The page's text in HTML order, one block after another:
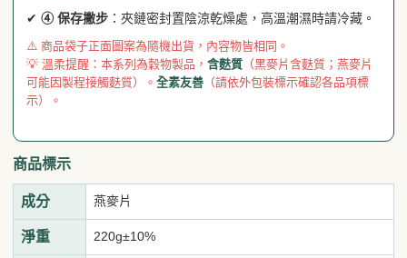
✔ ④ 保存撇步 ：夾鏈密封置陰涼乾燥處，高溫潮濕時請冷藏。
⚠️ 商品袋子正面圖案為隨機出貨，內容物皆相同。
💡 溫柔提醒：本系列為穀物製品， 含麩質 （黑麥片含麩質；燕麥片
可能因製程接觸麩質）。 全素友善 （請依外包裝標示確認各品項標
示）。
商品標示
成分 燕麥片
淨重 220g±10%